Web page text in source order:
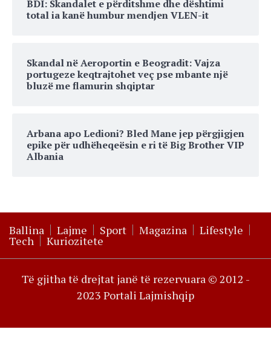
BDI: Skandalet e përditshme dhe dështimi
total ia kanë humbur mendjen VLEN-it
Skandal në Aeroportin e Beogradit: Vajza
portugeze keqtrajtohet veç pse mbante një
bluzë me flamurin shqiptar
Arbana apo Ledioni? Bled Mane jep përgjigjen
epike për udhëheqeësin e ri të Big Brother VIP
Albania
Ballina Lajme Sport Magazina Lifestyle
Tech Kuriozitete
Të gjitha të drejtat janë të rezervuara © 2012 -
2023 Portali Lajmishqip